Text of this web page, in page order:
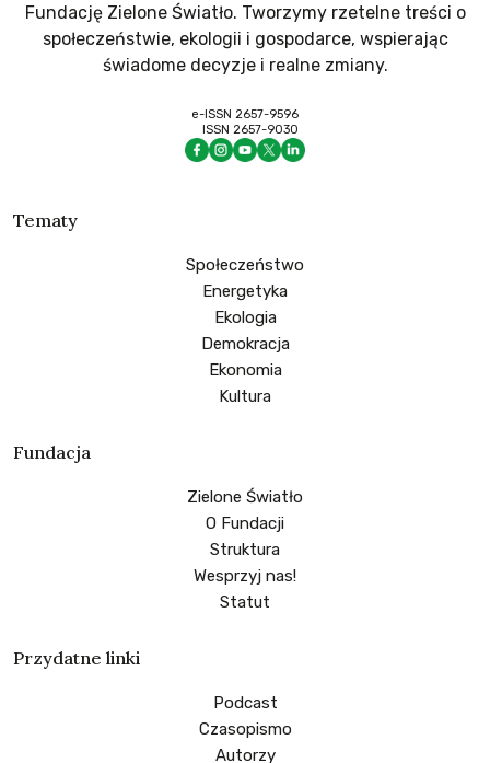
Fundację Zielone Światło. Tworzymy rzetelne treści o
społeczeństwie, ekologii i gospodarce, wspierając
świadome decyzje i realne zmiany.
e-ISSN 2657-9596
ISSN 2657-9030
Tematy
Społeczeństwo
Energetyka
Ekologia
Demokracja
Ekonomia
Kultura
Fundacja
Zielone Światło
O Fundacji
Struktura
Wesprzyj nas!
Statut
Przydatne linki
Podcast
Czasopismo
Autorzy